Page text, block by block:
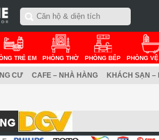
TRẺ EM PHÒNG THỜ PHÒNG BẾP PHÒNG
CƯ CAFE – NHÀ HÀNG KHÁCH SẠN –